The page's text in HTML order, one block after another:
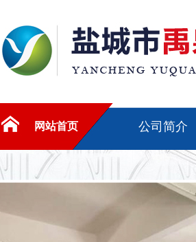
网站首页 公司简介